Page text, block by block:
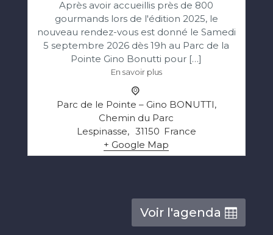
Après avoir accueillis près de 800
gourmands lors de l'édition 2025, le
nouveau rendez-vous est donné le Samedi
5 septembre 2026 dès 19h au Parc de la
Pointe Gino Bonutti pour […]
En savoir plus
Parc de le Pointe – Gino BONUTTI,
Chemin du Parc
Lespinasse, 31150 France
+ Google Map
Voir l'agenda